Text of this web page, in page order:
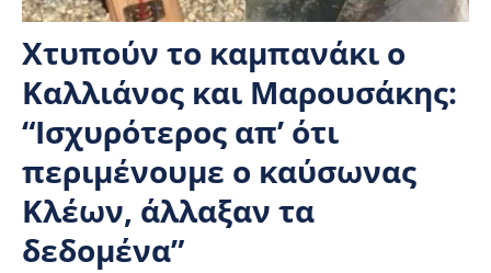
Χτυπούν το καμπανάκι ο
Καλλιάνος και Μαρουσάκης:
“Ισχυρότερος απ’ ότι
περιμένουμε ο καύσωνας
Κλέων, άλλαξαν τα
δεδομένα”